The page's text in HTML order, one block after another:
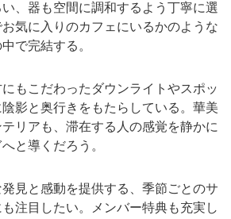
、器も空間に調和するよう丁寧に選
気に入りのカフェにいるかのような
で完結する。
もこだわったダウンライトやスポッ
陰影と奥行きをもたらしている。華美
リアも、滞在する人の感覚を静かに
と導くだろう。
見と感動を提供する、季節ごとのサ
注目したい。メンバー特典も充実し